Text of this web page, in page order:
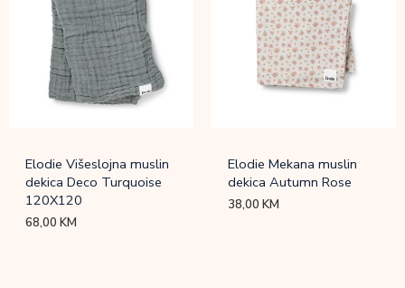
Elodie Višeslojna muslin
dekica Deco Turquoise
120X120
68,00KM
Elodie Mekana muslin
dekica Autumn Rose
38,00KM